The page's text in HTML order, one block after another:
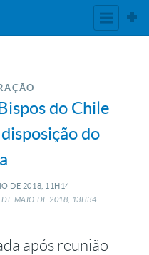
do Chile
do
DE 2018, 11H14
DE MAIO DE2018, 13H34
após reunião